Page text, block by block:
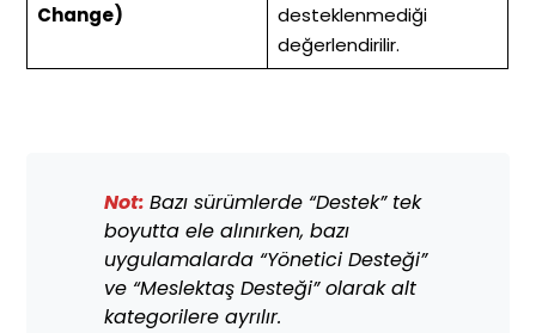
Change)
desteklenmediği
değerlendirilir.
Not:Bazı sürümlerde “Destek” tek
boyutta ele alınırken, bazı
uygulamalarda “Yönetici Desteği”
ve “Meslektaş Desteği” olarak alt
kategorilere ayrılır.